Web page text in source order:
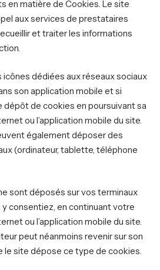
en matière de Cookies. Le site
aux services de prestataires
et traiter les informations
icônes dédiées aux réseaux sociaux
son application mobile et si
dépôt de cookies en poursuivant sa
ou l’application mobile du site.
également déposer des
(ordinateur, tablette, téléphone
sont déposés sur vos terminaux
y consentiez, en continuant votre
ou l’application mobile du site.
peut néanmoins revenir sur son
le site dépose ce type de cookies.